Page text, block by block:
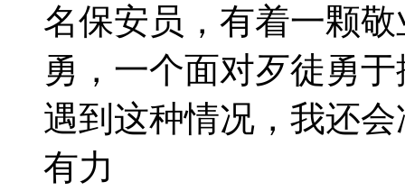
名保安员，有着一颗
勇，一个面对歹徒勇
遇到这种情况，我还
有力